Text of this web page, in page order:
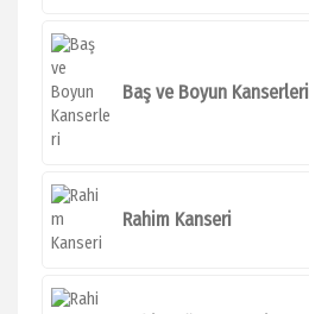
Baş ve Boyun Kanserleri
Rahim Kanseri